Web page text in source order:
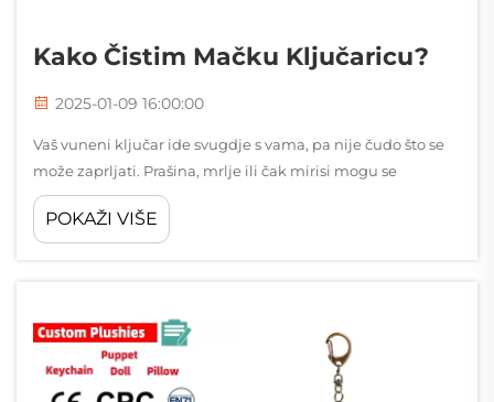
Kako Čistim Mačku Ključaricu?
2025-01-09 16:00:00
Vaš vuneni ključar ide svugdje s vama, pa nije čudo što se
može zaprljati. Prašina, mrlje ili čak mirisi mogu se
nakupiti tijekom vremena. Čišćenje ga održava svježim i
produžuje mu vijek trajanja. Ne brinite – lako je očistiti ...
POKAŽI VIŠE